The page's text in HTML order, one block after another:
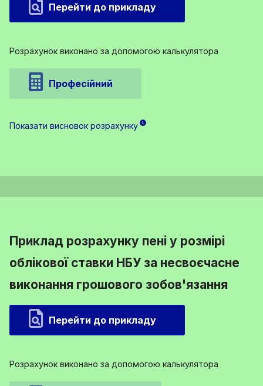
Перейти до прикладу
Розрахунок виконано за допомогою калькулятора
Професійний
Показати висновок розрахунку
Приклад розрахунку пені у розмірі
облікової ставки НБУ за несвоєчасне
виконання грошового зобов'язання
Перейти до прикладу
Розрахунок виконано за допомогою калькулятора